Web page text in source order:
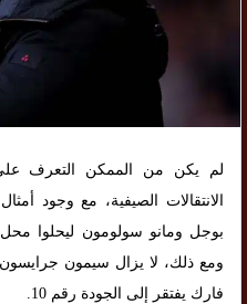
لم يكن من الممكن التعرف
الانتقالات الصيفية، مع وجود
بوجل ومانو سولومون ليحلوا
ومع ذلك، لا يزال سيمون جرايسون
فارك يفتقر إلى الجودة رقم 10.